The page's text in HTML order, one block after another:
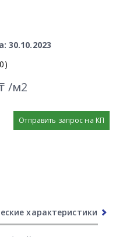
30.10.2023
/м2
Отправить запрос на КП
характеристики